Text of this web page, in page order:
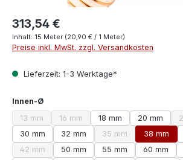
313,54 €
Inhalt: 15 Meter (20,90 € / 1 Meter)
Preise inkl. MwSt. zzgl. Versandkosten
Lieferzeit: 1-3 Werktage*
Innen-Ø
13 mm
(Diese Option ist zurzeit nicht verfügbar.)
16 mm
(Diese Option ist zurzeit nicht
18 mm 20 mm
30 mm
32 mm 35 mm
(Diese Option ist
38 mm
42 mm
(Diese Option ist zurzeit nicht verfügbar.)
50 mm 55 mm 60 mm